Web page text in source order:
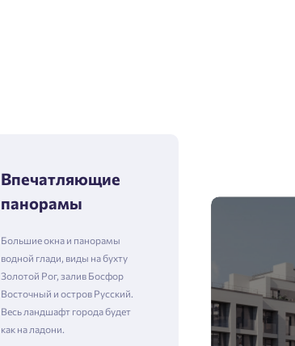
Впечатляющие
панорамы
Большие окна и панорамы
водной глади, виды на бухту
Золотой Рог, залив Босфор
Восточный и остров Русский.
Весь ландшафт города будет
как на ладони.